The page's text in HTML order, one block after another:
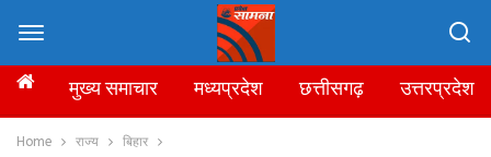
Home राज्य बिहार
मुख्य समाचार मध्यप्रदेश छत्तीसगढ़ उत्तरप्रदेश